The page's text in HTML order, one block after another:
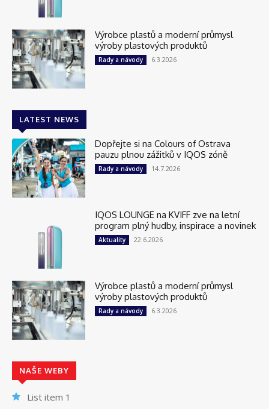
Výrobce plastů a moderní průmysl
výroby plastových produktů
Rady a návody 6.3.2026
LATEST NEWS
Dopřejte si na Colours of Ostrava
pauzu plnou zážitků v IQOS zóně
Rady a návody 14.7.2026
IQOS LOUNGE na KVIFF zve na letní
program plný hudby, inspirace a novinek
Aktuality 22.6.2026
Výrobce plastů a moderní průmysl
výroby plastových produktů
Rady a návody 6.3.2026
NAŠE WEBY
List item 1